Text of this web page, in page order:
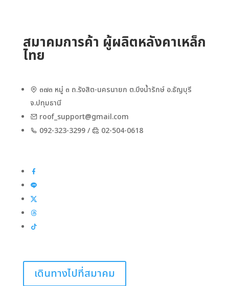
สมาคมการค้า ผู้ผลิตหลังคาเหล็ก
ไทย
๓๗๓ หมู่ ๓ ถ.รังสิต-นครนายก ต.บึงน้ำรักษ์ อ.ธัญบุรี
จ.ปทุมธานี
roof_support@gmail.com
092-323-3299 /
02-504-0618
เดินทางไปที่สมาคม